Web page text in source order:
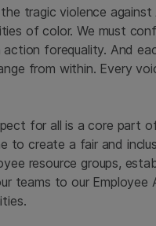
tragic violence against
of color. We must
forequality. And
from within. Every
for all is a core part
to create a fair and
resource groups,
teams to our Employee